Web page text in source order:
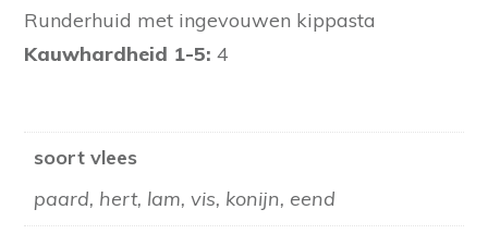
Runderhuid met ingevouwen kippasta
Kauwhardheid 1-5: 4
soort vlees
paard, hert, lam, vis, konijn, eend